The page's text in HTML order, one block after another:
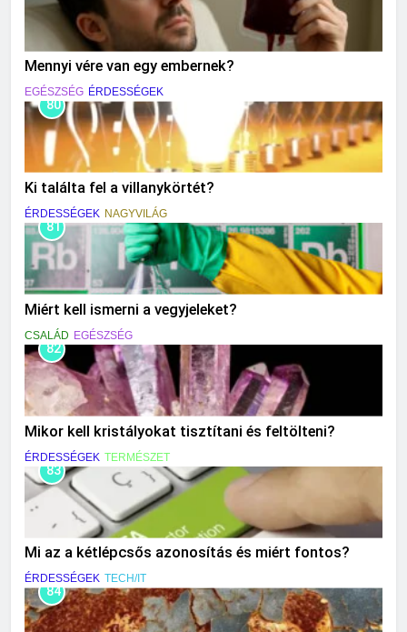
Mennyi vére van egy embernek?
EGÉSZSÉG ÉRDESSÉGEK
80
Ki találta fel a villanykörtét?
ÉRDESSÉGEK NAGYVILÁG
81
Miért kell ismerni a vegyjeleket?
CSALÁD EGÉSZSÉG
82
Mikor kell kristályokat tisztítani és feltölteni?
ÉRDESSÉGEK TERMÉSZET
83
Mi az a kétlépcsős azonosítás és miért fontos?
ÉRDESSÉGEK TECH/IT
84